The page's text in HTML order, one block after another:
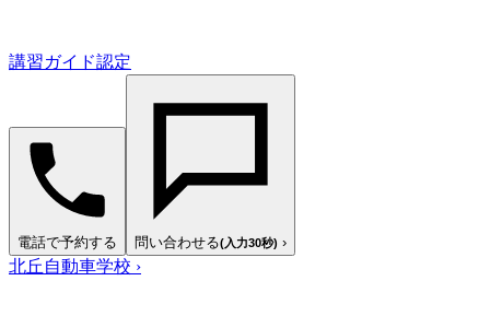
講習ガイド認定
電話で予約する 問い合わせる(入力30秒) ›
北丘自動車学校 ›